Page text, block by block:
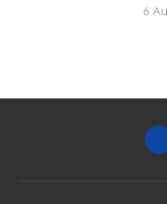
6